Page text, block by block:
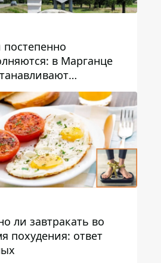
постепенно
в Марганце
ли завтракать во
похудения: ответ